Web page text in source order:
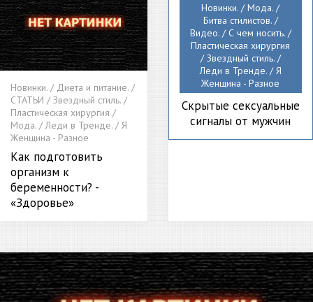
Новинки. / Диета и питание. /
СТАТЬИ / Звездный стиль. /
Пластическая хирургия /
Мода. / Леди в Тренде. / Я
Женщина - Разное
Как подготовить
организм к
беременности? -
«Здоровье»
Новинки. / Мода. /
Битва стилистов. /
Видео. / С чем носить. /
Пластическая хирургия
/ Звездный стиль. /
Леди в Тренде. / Я
Женщина - Разное
Скрытые сексуальные
сигналы от мужчин